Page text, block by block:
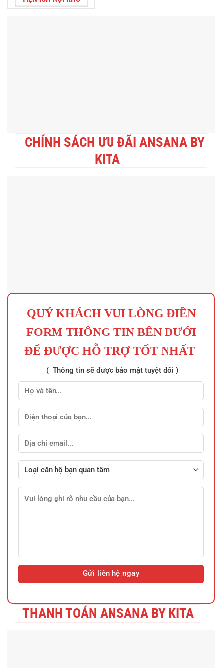
CHÍNH SÁCH ƯU ĐÃI ANSANA BY
KITA
QUÝ KHÁCH VUI LÒNG ĐIỀN
FORM THÔNG TIN BÊN DƯỚI
ĐỂ ĐƯỢC HỖ TRỢ TỐT NHẤT
( Thông tin sẽ được bảo mật tuyệt đối )
THANH TOÁN ANSANA BY KITA